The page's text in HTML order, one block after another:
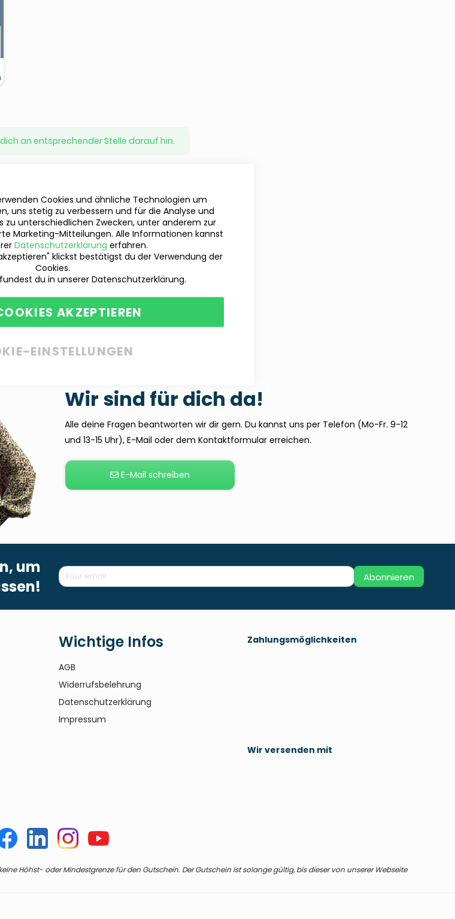
an entsprechender Stelle darauf hin.
Wir sind für dich da!
Alle deine Fragen beantworten wir dir gern. Du kannst uns per Telefon (Mo-Fr. 9-12
und 13-15 Uhr), E-Mail oder dem Kontaktformular erreichen.
E-Mail schreiben
um
Abonnieren
Wichtige Infos
AGB
Widerrufsbelehrung
Datenschutzerklärung
Impressum
Zahlungsmöglichkeiten
Höhst- oder Mindestgrenze für den Gutschein. Der Gutschein ist solange gültig, bis dieser von unserer Webseite
Cookies und ähnliche Technologien um
uns stetig zu verbessern und für die Analyse und
zu unterschiedlichen Zwecken, unter anderem zur
Marketing-Mitteilungen. Alle Informationen kannst
Datenschutzerklärung erfahren.
klickst bestätigst du der Verwendung der
Cookies.
du in unserer Datenschutzerklärung.
AKZEPTIEREN
EINSTELLUNGEN